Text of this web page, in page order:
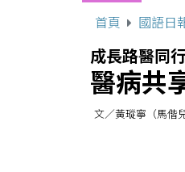
首頁 國語日
成長路醫同
醫病共
文／黃瑽寧（馬偕